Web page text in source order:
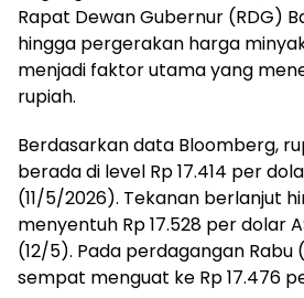
Rapat Dewan Gubernur (RDG)
hingga pergerakan harga
menjadi faktor utama yang
rupiah.
Berdasarkan data Bloomberg,
berada di level Rp 17.414 per
(11/5/2026). Tekanan berlanjut
menyentuh Rp 17.528 per dolar
(12/5). Pada perdagangan Rabu
sempat menguat ke Rp 17.476